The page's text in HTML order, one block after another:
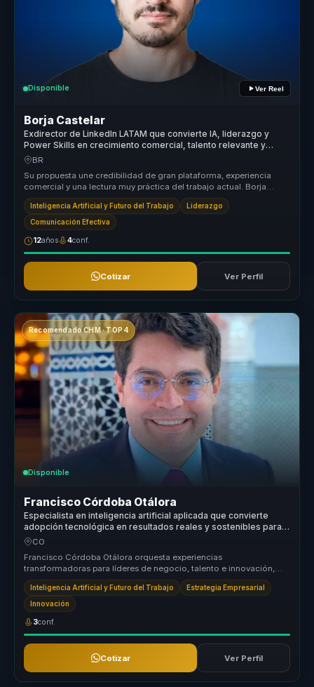
Disponible Ver Reel
Borja Castelar
Exdirector de LinkedIn LATAM que convierte IA, liderazgo y
Power Skills en crecimiento comercial, talento relevante y
decisiones ejecutivas.
BR
Su propuesta une credibilidad de gran plataforma, experiencia
comercial y una lectura muy práctica del trabajo actual. Borja
ayuda a buye...
Inteligencia Artificial y Futuro del Trabajo Liderazgo
Comunicación Efectiva
12años 4conf.
Cotizar Ver Perfil
Recomendado CHM · TOP 4
Disponible
Francisco Córdoba Otálora
Especialista en inteligencia artificial aplicada que convierte
adopción tecnológica en resultados reales y sostenibles para
líderes y empresas.
CO
Francisco Córdoba Otálora orquesta experiencias
transformadoras para líderes de negocio, talento e innovación,
ayudándolos a dejar atrás ...
Inteligencia Artificial y Futuro del Trabajo Estrategia Empresarial
Innovación
3conf.
Cotizar Ver Perfil